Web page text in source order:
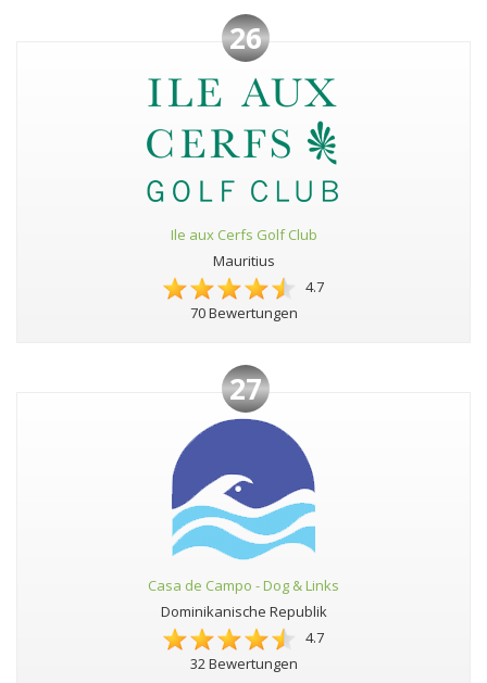
26
Ile aux Cerfs Golf Club
Mauritius
4.7
70 Bewertungen
27
Casa de Campo - Dog & Links
Dominikanische Republik
4.7
32 Bewertungen